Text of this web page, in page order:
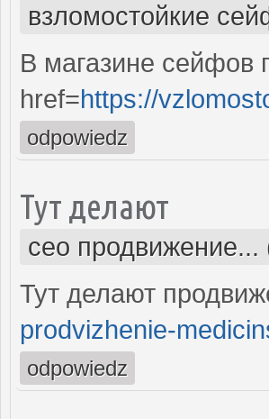
взломостойкие
В магазине сейфов
href=https://
odpowiedz
Тут делают
сео
Тут делают
prodvizhenie-
odpowiedz